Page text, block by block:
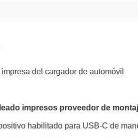
del cargador de automóvil
impresos proveedor de
habilitado para USB-C de